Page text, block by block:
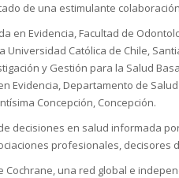
de una estimulante
en Evidencia, Facultad de
Universidad Católica de Chile,
y Gestión para la Salud
Evidencia, Departamento de
Concepción, Concepción.
decisiones en salud informada
profesionales,
Cochrane, una red global e